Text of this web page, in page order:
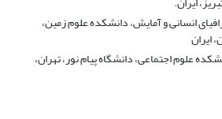
انسانی و آمایش، دانشکده علوم زمین،
ایران
علوم اجتماعی، دانشگاه پیام نور، تهران،